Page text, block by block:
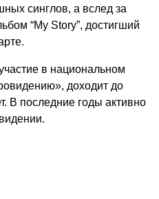
синглов, а вслед за
“My Story”, достигший
в национальном
доходит до
В последние годы активно